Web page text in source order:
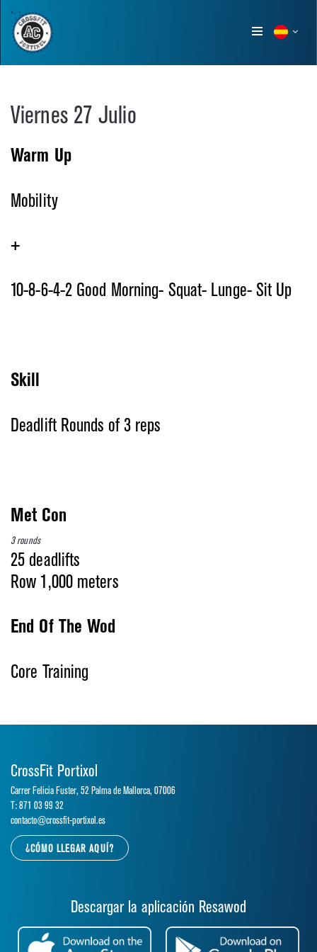
Show
Viernes 27 Julio
Warm Up
Mobility
+
10-8-6-4-2 Good Morning- Squat- Lunge- Sit Up
Skill
Deadlift Rounds of 3 reps
Met Con
3 rounds
25 deadlifts
Row 1,000 meters
End Of The Wod
Core Training
CrossFit Portixol
Carrer Felicia Fuster, 52 Palma de Mallorca, 07006
T: 871 03 99 32
contacto@crossfit-portixol.es
¿CÓMO LLEGAR AQUÍ?
Descargar la aplicación Resawod